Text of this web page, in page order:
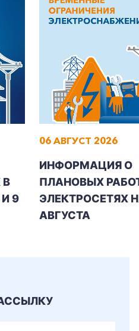
В
9
06 АВГУСТ 2026
ИНФОРМАЦИЯ О
ПЛАНОВЫХ
ЭЛЕКТРОСЕТЯХ
АВГУСТА